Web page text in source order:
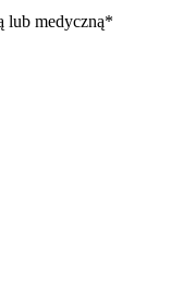
lub medyczną*